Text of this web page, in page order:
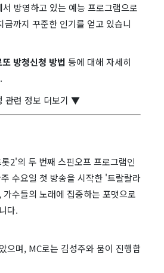
방영하고 있는 예능 프로그램으로
까지 꾸준한 인기를 얻고 있습니
방청신청 방법 등에 대해 자세히
관련 정보 더보기 ▼
2'의 두 번째 스핀오프 프로그램인
수요일 첫 방송을 시작한 '트랄랄라
수들의 노래에 집중하는 포맷으로
다.
으며, MC로는 김성주와 붐이 진행합